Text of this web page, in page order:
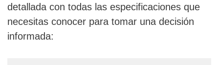
detallada con todas las especificaciones que
necesitas conocer para tomar una decisión
informada: